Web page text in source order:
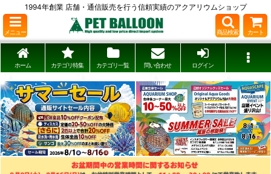
1994年創業 店舗・通信販売を行う信頼実績のアクアリウムショップ
メニュー 商品検索 カート
ホーム カテゴリ特集 カテゴリ一覧 問い合わせ ログイン